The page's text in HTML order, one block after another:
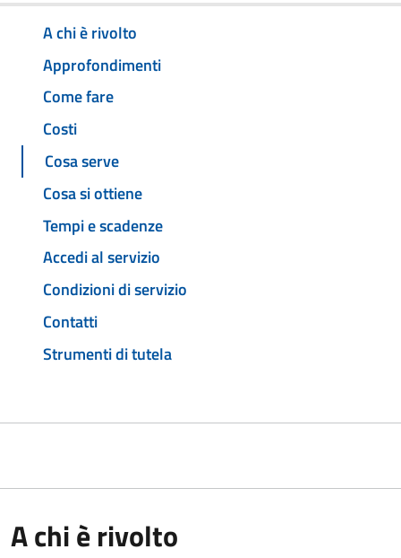
A chi è rivolto
Approfondimenti
Come fare
Costi
Cosa serve
Cosa si ottiene
Tempi e scadenze
Accedi al servizio
Condizioni di servizio
Contatti
Strumenti di tutela
A chi è rivolto